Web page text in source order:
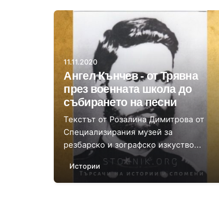
Розалина Димитрова
11.11.2020
Ангел Кънчев - от Трявна
през военната школа до
събирането на песни
Текстът от Розалина Димитрова от
Специализирания музей за
резбарско и зографско изкуство...
Истории